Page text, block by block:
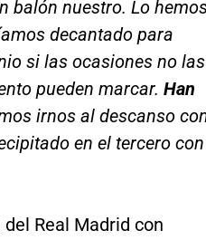
balón nuestro. Lo
decantado para
si las ocasiones no las
pueden marcar. Han
irnos al descanso
en el tercero con
Real Madrid con